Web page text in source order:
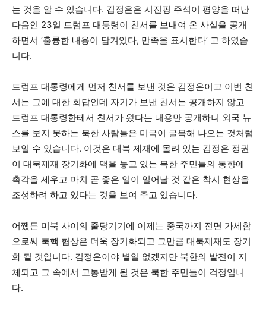
는 것을 알 수 있습니다. 김정은은 시진핑 주석이 평양을 떠난
다음인 23일 트럼프 대통령이 친서를 보내여 온 사실을 공개
하면서 ‘훌륭한 내용이 담겨있다, 만족을 표시한다’ 고 하였습
니다.
트럼프 대통령에게 먼저 친서를 보낸 것은 김정은이고 이번 친
서는 그에 대한 회답인데 자기가 보낸 친서는 공개하지 않고
트럼프 대통령한테서 친서가 왔다는 내용만 공개하니 외국 뉴
스를 보지 못하는 북한 사람들은 미국이 굴복해 나오는 것처럼
보일 수 있습니다. 이것은 대북 제재에 몰려 있는 김정은 정권
이 대북제재 장기화에 맥을 놓고 있는 북한 주민들의 동향에
촉각을 세우고 마치 곧 좋은 일이 일어날 것 같은 착시 현상을
조성하려 하고 있다는 것을 보여 주고 있습니다.
어쨌든 미북 사이의 줄당기기에 이제는 중국까지 전면 가세함
으로써 북핵 협상은 더욱 장기화되고 그만큼 대북제재도 장기
화 될 것입니다. 김정은이야 별일 없겠지만 북한의 발전이 지
체되고 그 속에서 고통받게 될 것은 북한 주민들이 걱정입니
다.